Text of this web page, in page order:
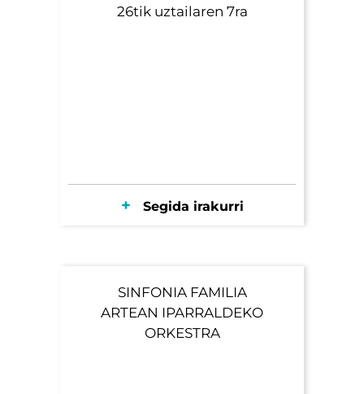
26tik uztailaren 7ra
Segida irakurri
SINFONIA FAMILIA
ARTEAN IPARRALDEKO
ORKESTRA